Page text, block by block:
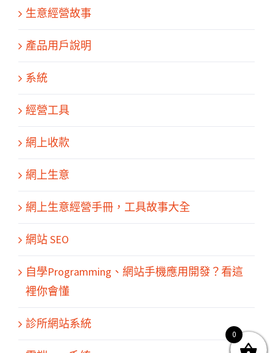
生意經營故事
產品用戶說明
系統
經營工具
網上收款
網上生意
網上生意經營手冊，工具故事大全
網站 SEO
自學Programming、網站手機應用開發？看這
裡你會懂
診所網站系統
關於我們
2026 | All Rights Reserved by MARS tree 火星樹資訊科技
0